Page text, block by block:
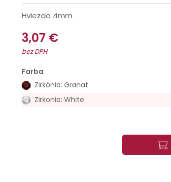
Hviezda 4mm
3,07 €
bez DPH
Farba
Zirkónia: Granat
Zirkonia: White